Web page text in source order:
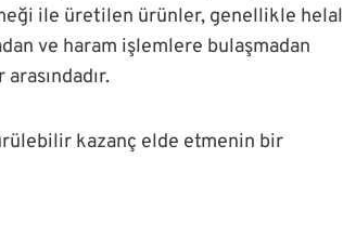
ile üretilen ürünler, genellikle helal
ve haram işlemlere bulaşmadan
kazanç elde etmenin bir